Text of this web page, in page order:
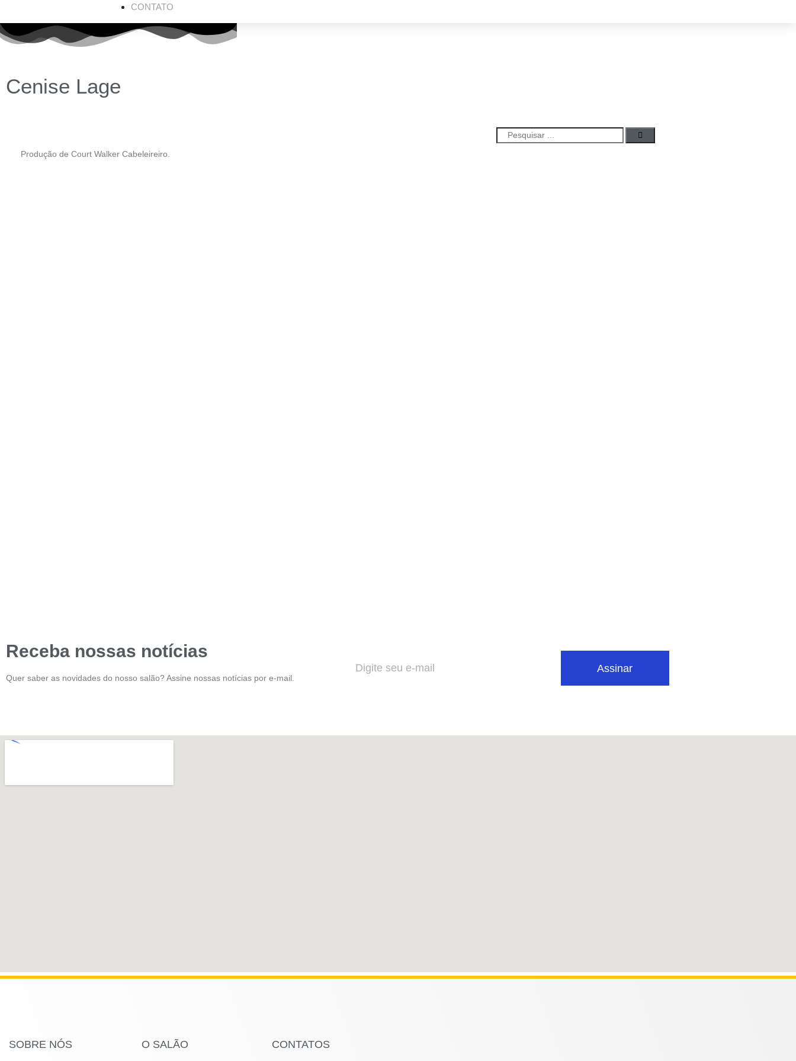
CONTATO
Cenise Lage
Produção de Court Walker Cabeleireiro.
Receba nossas notícias
Quer saber as novidades do nosso salão? Assine nossas notícias por e-mail.
Assinar
SOBRE NÓS O SALÃO CONTATOS